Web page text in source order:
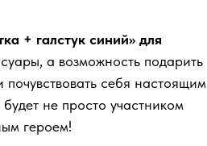
+ галстук синий» для
а возможность подарить
себя настоящим
не просто участником
героем!